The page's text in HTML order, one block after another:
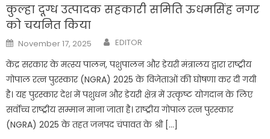
कुल्हा दूग्ध उत्पादक सहकारी समिति ऊधमसिंह नगर
को चयनित किया
Posted
on
November 17, 2025 Author
EDITOR
केंद्र सरकार के मत्स्य पालन, पशुपालन और डेयरी मंत्रालय द्वारा राष्ट्रीय
गोपाल रत्न पुरस्कार (NGRA) 2025 के विजेताओं की घोषणा कर दी गयी
है। यह पुरस्कार देश में पशुधन और डेयरी क्षेत्र में उत्कृष्ट योगदान के लिए
सर्वोच्च राष्ट्रीय सम्मान माना जाता है। राष्ट्रीय गोपाल रत्न पुरस्कार
(NGRA) 2025 के तहत जनपद चंपावत के श्री […]